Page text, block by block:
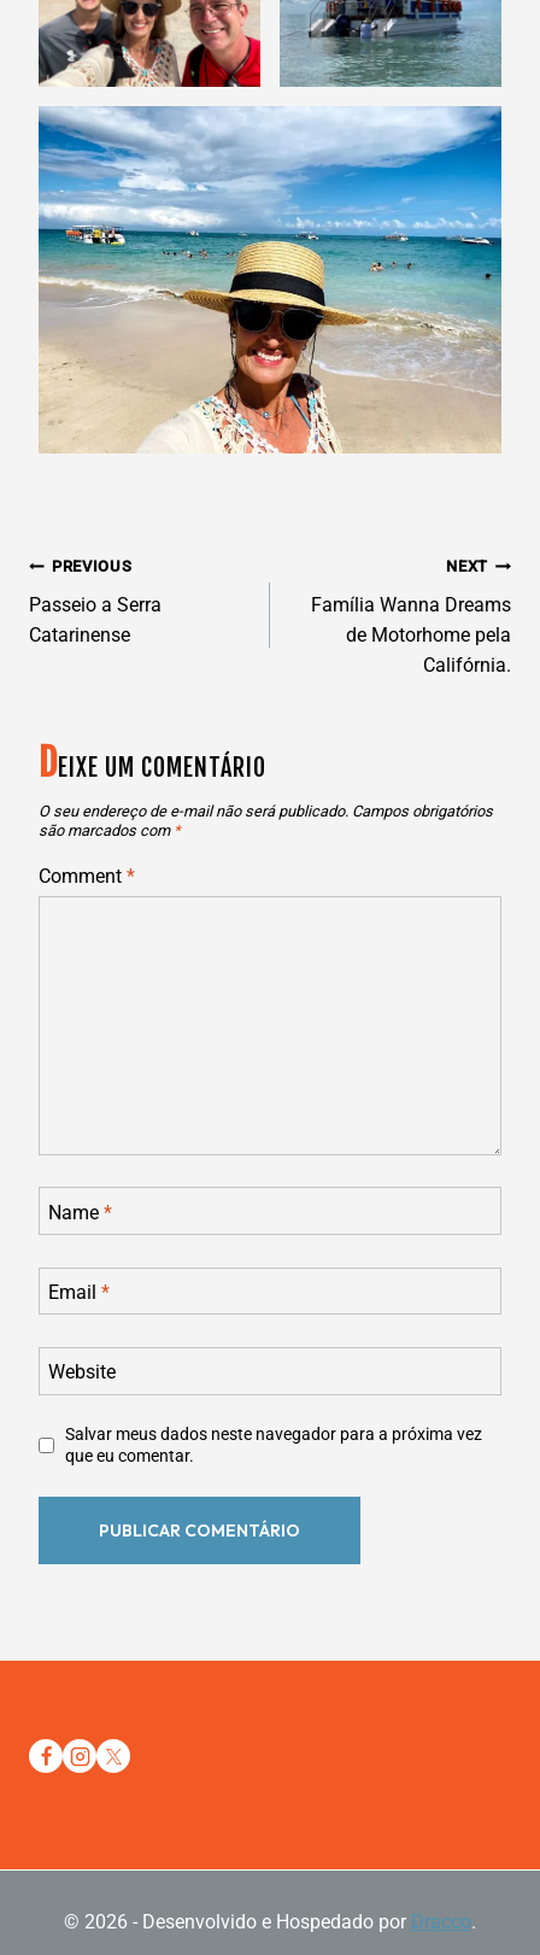
NAVEGAÇÃO
POST
PREVIOUS
Passeio a Serra
Catarinense
NEXT
Família Wanna Dreams
de Motorhome pela
Califórnia.
DEIXE UM COMENTÁRIO
O seu endereço de e-mail não será publicado. Campos obrigatórios
são marcados com *
Comment *
Name *
Email *
Website
Salvar meus dados neste navegador para a próxima vez
que eu comentar.
© 2026 - Desenvolvido e Hospedado por Dracco.